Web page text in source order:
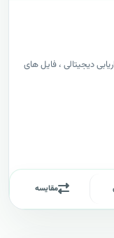
دیجیتالی ، فایل های
مقایسه